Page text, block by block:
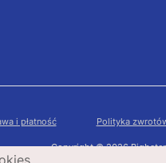
i płatność Polityka
Copyright © 2026